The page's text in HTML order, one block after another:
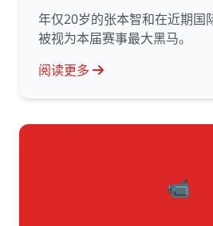
年仅20岁的张本智和在近期国
被视为本届赛事最大黑马。
阅读更多
📹